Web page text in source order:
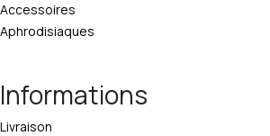
Accessoires
Aphrodisiaques
Informations
Livraison